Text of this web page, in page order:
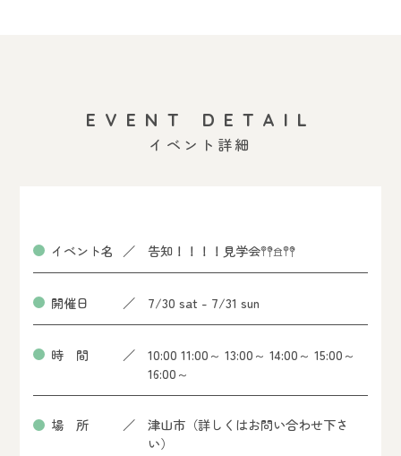
EVENT DETAIL
イベント詳細
イベント名 告知！！！！見学会𖤣𖤥𖠿𖤣𖤥
開催日 7/30 sat - 7/31 sun
時 間
10:00 11:00～ 13:00～ 14:00～ 15:00～
16:00～
場 所
津山市（詳しくはお問い合わせ下さ
い）